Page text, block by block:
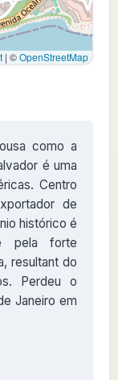
| ©OpenStreetMap
como a
é uma
Centro
de
histórico é
pela forte
resultant do
Perdeu o
Janeiro em